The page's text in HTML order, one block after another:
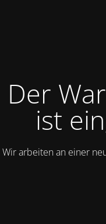
Der
ist
Wir arbeiten an einer